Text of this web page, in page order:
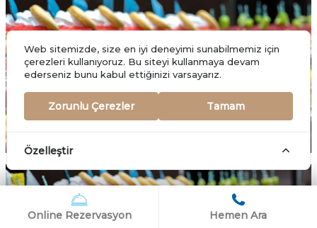
Online Rezervasyon Hemen Ara
Web sitemizde, size en iyi deneyimi sunabilmemiz için
çerezleri kullanıyoruz. Bu siteyi kullanmaya devam
ederseniz bunu kabul ettiğinizi varsayarız.
Zorunlu Çerezler Tamam
Özelleştir